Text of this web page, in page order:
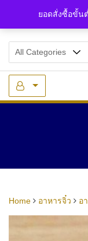
ยอดสั่งซื้อขั้น
content
ของจิ๋ว
แหล่งรวมเซรามิกจิ๋วแ
Home อาหารจิ๋ว อ